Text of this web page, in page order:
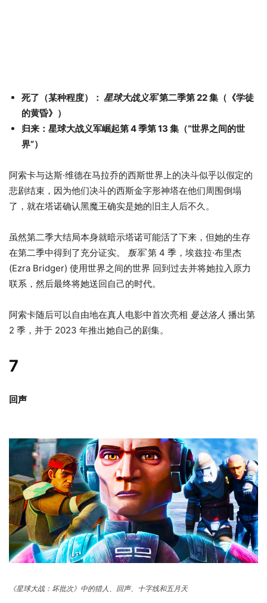
死了（某种程度）： 星球大战义军第二季第 22 集（《学徒
的黄昏》）
归来：星球大战义军崛起第 4 季第 13 集（“世界之间的世
界”）
阿索卡与达斯·维德在马拉乔的西斯世界上的决斗似乎以假定的
悲剧结束，因为他们决斗的西斯金字形神塔在他们周围倒塌
了，就在塔诺确认黑魔王确实是她的旧主人后不久。
虽然第二季大结局本身就暗示塔诺可能活了下来，但她的生存
在第二季中得到了充分证实。 叛军第 4 季，埃兹拉·布里杰
(Ezra Bridger) 使用世界之间的世界 回到过去并将她拉入原力
联系，然后最终将她送回自己的时代。
阿索卡随后可以自由地在真人电影中首次亮相 曼达洛人 播出第
2 季，并于 2023 年推出她自己的剧集。
7
回声
《星球大战：坏批次》中的猎人、回声、十字线和五月天